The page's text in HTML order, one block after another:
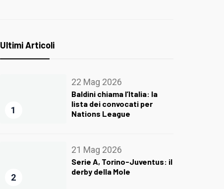
Ultimi Articoli
1
22 Mag 2026
Baldini chiama l’Italia: la
lista dei convocati per
Nations League
2
21 Mag 2026
Serie A, Torino-Juventus: il
derby della Mole